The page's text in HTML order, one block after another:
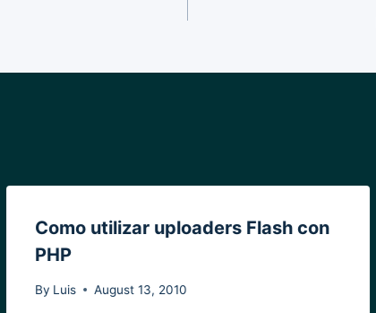
Como utilizar uploaders Flash con
PHP
By Luis August 13, 2010